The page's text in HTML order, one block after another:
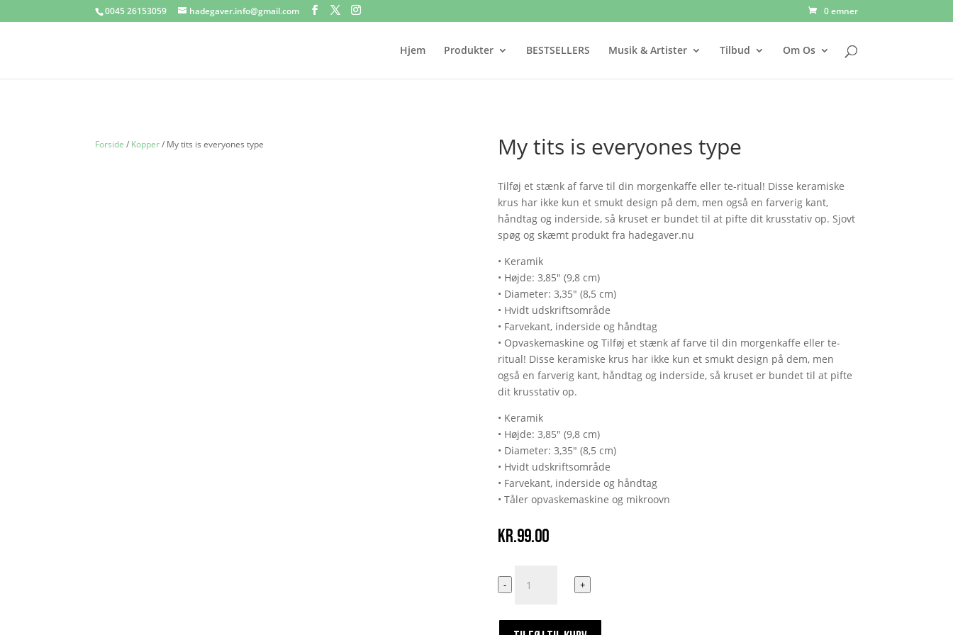
0045 26153059 hadegaver.info@gmail.com 0 emner
Hjem Produkter BESTSELLERS Musik & Artister Tilbud Om Os
Forside / Kopper/ My tits is everyones type My tits is everyones type
Tilføj et stænk af farve til din morgenkaffe eller te-ritual! Disse keramiske
krus har ikke kun et smukt design på dem, men også en farverig kant,
håndtag og inderside, så kruset er bundet til at pifte dit krusstativ op. Sjovt
spøg og skæmt produkt fra hadegaver.nu
• Keramik
• Højde: 3,85″ (9,8 cm)
• Diameter: 3,35″ (8,5 cm)
• Hvidt udskriftsområde
• Farvekant, inderside og håndtag
• Opvaskemaskine og Tilføj et stænk af farve til din morgenkaffe eller te-
ritual! Disse keramiske krus har ikke kun et smukt design på dem, men
også en farverig kant, håndtag og inderside, så kruset er bundet til at pifte
dit krusstativ op.
• Keramik
• Højde: 3,85″ (9,8 cm)
• Diameter: 3,35″ (8,5 cm)
• Hvidt udskriftsområde
• Farvekant, inderside og håndtag
• Tåler opvaskemaskine og mikroovn
kr.99.00
My
tits
everyones
- +